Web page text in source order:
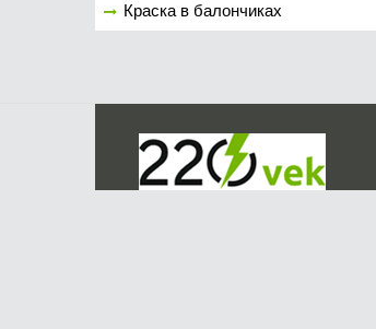
Краска в балончиках